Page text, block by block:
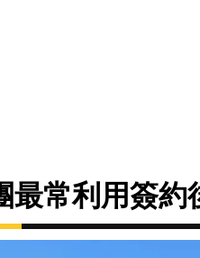
最常利用簽